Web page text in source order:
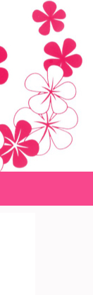
content
(Press
Enter)